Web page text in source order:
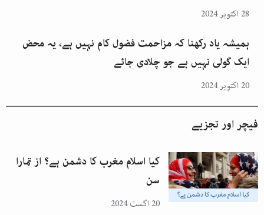
28 اکتوبر 2024
ہمیشہ یاد رکھنا کہ مزاحمت فضول کام نہیں ہے، یہ محض
ایک گولی نہیں ہے جو چلادی جائے
20 اکتوبر 2024
فیچر اور تجزیے
کیا اسلام مغرب کا دشمن ہے؟ از تمارا
سن
20 اگست 2024